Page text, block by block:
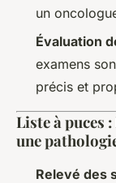
un
Évaluation
examens
précis et
Liste à puces
une
Relevé des